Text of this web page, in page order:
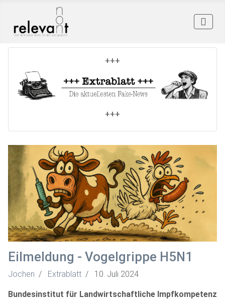
+++
+++
Eilmeldung - Vogelgrippe H5N1
Jochen Extrablatt 10. Juli 2024
Bundesinstitut für Landwirtschaftliche Impfkompetenz